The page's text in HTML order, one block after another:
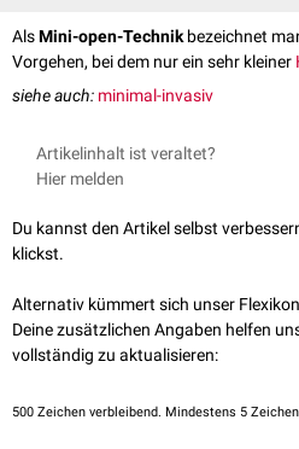
AlsMini-open-Technikbezeichnet
Vorgehen, bei dem nur ein sehr kleiner
siehe auch: minimal-invasiv
Artikelinhalt ist veraltet?
Hier melden
Du kannst den Artikel selbst
klickst.
Alternativ kümmert sich unser
Deine zusätzlichen Angaben helfen
vollständig zu aktualisieren:
500 Zeichen verbleibend. Mindestens 5